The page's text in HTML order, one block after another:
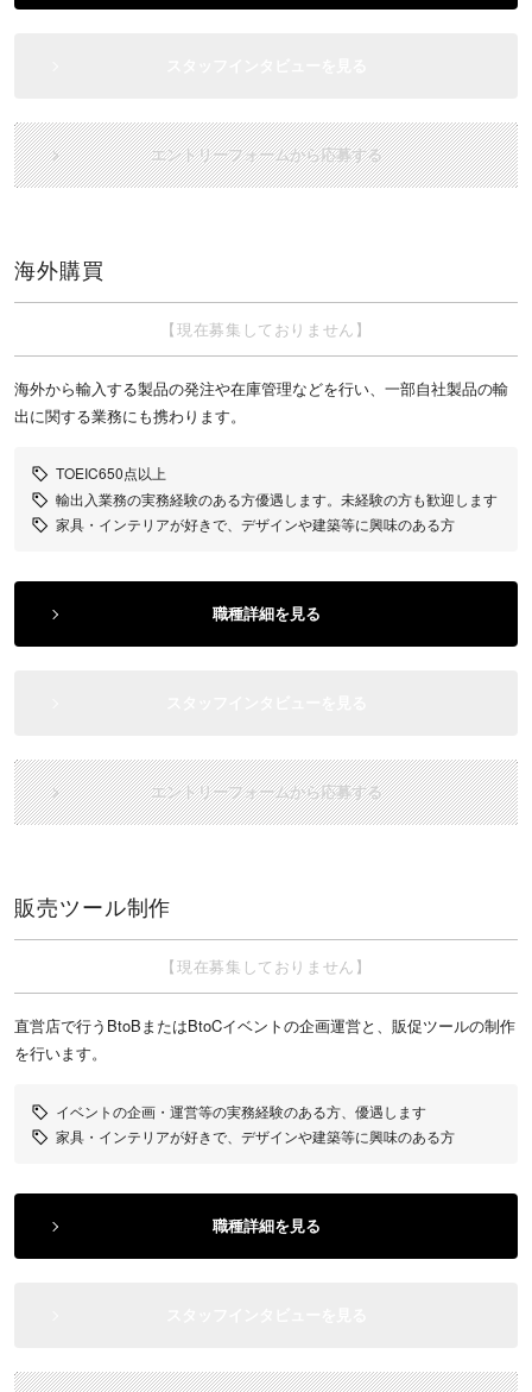
エントリーフォームから応募する
海外購買
【現在募集しておりません】
海外から輸入する製品の発注や在庫管理などを行い、一部自社製品の輸
出に関する業務にも携わります。
TOEIC650点以上
輸出入業務の実務経験のある方優遇します。未経験の方も歓迎します
家具・インテリアが好きで、デザインや建築等に興味のある方
職種詳細を見る
エントリーフォームから応募する
販売ツール制作
【現在募集しておりません】
直営店で行うBtoBまたはBtoCイベントの企画運営と、販促ツールの制作
を行います。
イベントの企画・運営等の実務経験のある方、優遇します
家具・インテリアが好きで、デザインや建築等に興味のある方
職種詳細を見る